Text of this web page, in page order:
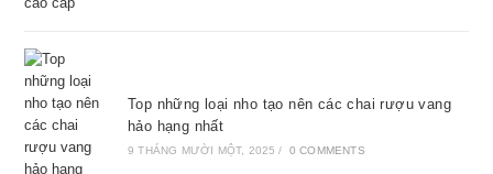
Top những loại nho tạo nên các chai rượu vang
hảo hạng nhất
9 THÁNG MƯỜI MỘT, 2025 / 0 COMMENTS